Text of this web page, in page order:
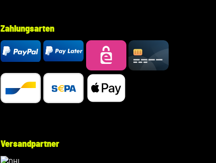
Zahlungsarten
Versandpartner